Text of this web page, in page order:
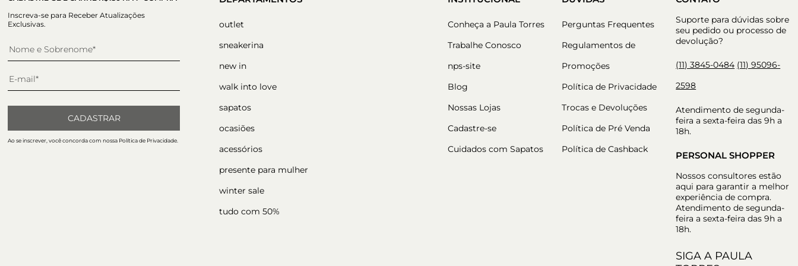
Inscreva-se para Receber Atualizações
Exclusivas.
CADASTRAR
Ao se inscrever, você concorda com nossa Política de Privacidade.
outlet
sneakerina
new in
walk into love
sapatos
ocasiões
acessórios
presente para mulher
winter sale
tudo com 50%
Conheça a Paula Torres
Trabalhe Conosco
nps-site
Blog
Nossas Lojas
Cadastre-se
Cuidados com Sapatos
Perguntas Frequentes
Regulamentos de
Promoções
Política de Privacidade
Trocas e Devoluções
Política de Pré Venda
Política de Cashback
Suporte para dúvidas sobre
seu pedido ou processo de
devolução?
(11) 3845-0484 (11) 95096-
2598
Atendimento de segunda-
feira a sexta-feira das 9h a
18h.
PERSONAL SHOPPER
Nossos consultores estão
aqui para garantir a melhor
experiência de compra.
Atendimento de segunda-
feira a sexta-feira das 9h a
18h.